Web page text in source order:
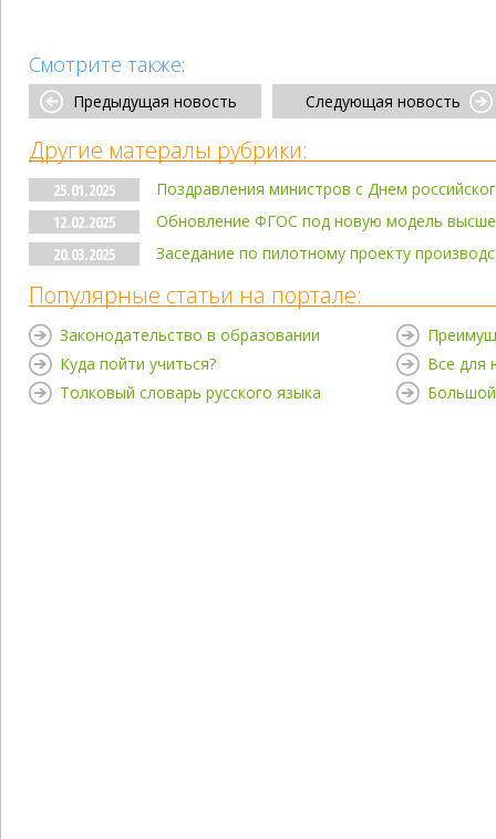
Смотрите также:
Предыдущая новость Следующая новость
Другие матералы рубрики:
25.01.2025
Поздравления министров с Днем
12.02.2025
Обновление ФГОС под новую модель
20.03.2025
Заседание по пилотному проекту
Популярные статьи на портале:
Законодательство в образовании
Куда пойти учиться?
Толковый словарь русского языка
Все для
Большой